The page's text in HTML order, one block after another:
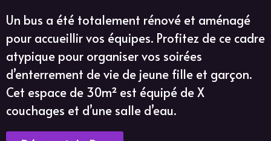
Un bus a été totalement rénové et aménagé
pour accueillir vos équipes. Profitez de ce cadre
atypique pour organiser vos soirées
d’enterrement de vie de jeune fille et garçon.
Cet espace de 30m² est équipé de X
couchages et d’une salle d’eau.